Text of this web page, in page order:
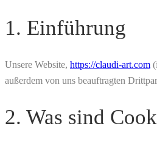
1. Einführung
Unsere Website, https://claudi-art.com
außerdem von uns beauftragten
2. Was sind